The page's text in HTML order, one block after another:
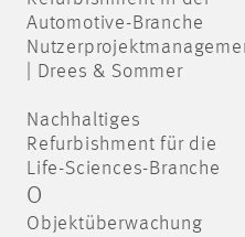
Automotive-Branche
| Drees & Sommer
Nachhaltiges
Refurbishment für die
Life-Sciences-Branche
O
Objektüberwachung